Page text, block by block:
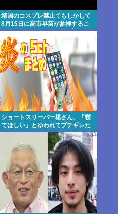
靖国のコスプレ禁止てもしかして
8月15日に高市早苗が参拝するこ
とへの布石か？そらコスプレした
馬鹿がいたら絵にならないしな
ショートスリーパー堀さん、「寝
てほしい」とゆわれてブチギレた
り泣き出したりしてしまう…